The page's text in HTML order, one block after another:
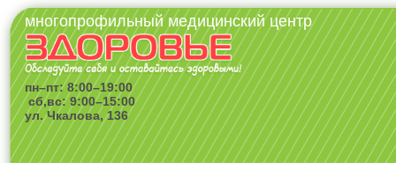
многопрофильный медицинский центр
пн–пт: 8:00–19:00
сб,вс: 9:00–15:00
ул. Чкалова, 136